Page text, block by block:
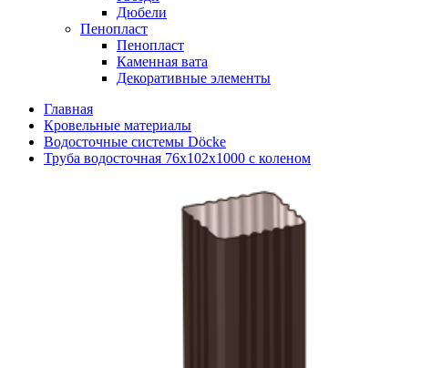
Дюбели
Пенопласт
Пенопласт
Каменная вата
Декоративные элементы
Главная
Кровельные материалы
Водосточные системы Döcke
Труба водосточная 76х102х1000 с коленом